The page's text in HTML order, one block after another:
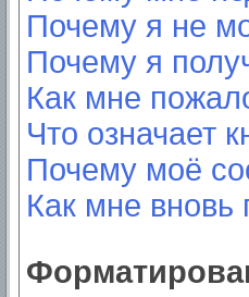
Почему я не
Почему я
Как мне
Что означает
Почему моё
Как мне